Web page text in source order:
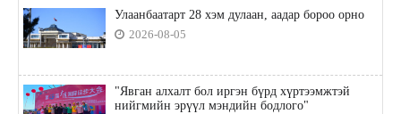
Улаанбаатарт 28 хэм дулаан, аадар бороо орно
2026-08-05
"Явган алхалт бол иргэн бүрд хүртээмжтэй
нийгмийн эрүүл мэндийн бодлого"